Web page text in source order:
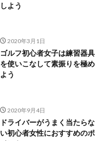
しよう
2020年3月1日
ゴルフ初心者女子は練習器具
を使いこなして素振りを極め
よう
2020年9月4日
ドライバーがうまく当たらな
い初心者女性におすすめのポ